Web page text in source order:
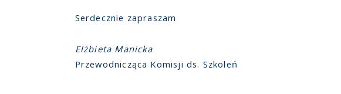
Serdecznie zapraszam
Elżbieta Manicka
Przewodnicząca Komisji ds. Szkoleń